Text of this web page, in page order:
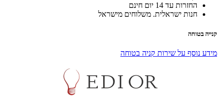
החזרות עד 14 יום חינם
חנות ישראלית. משלוחים מישראל
קנייה בטוחה
מידע נוסף על שירות קניה בטוחה